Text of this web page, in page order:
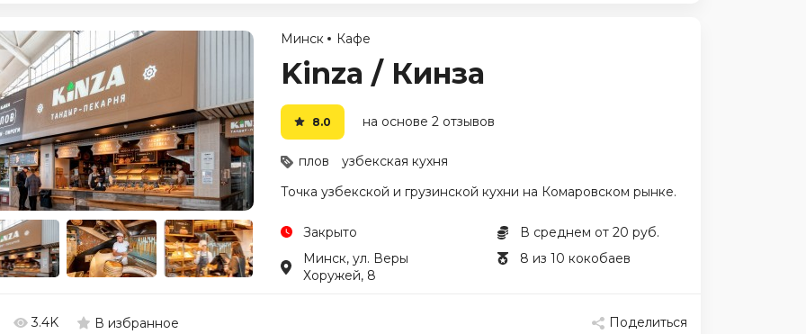
Минск Кафе
Kinza / Кинза
8.0 на основе 2 отзывов
плов
узбекская кухня
Точка узбекской и грузинской кухни на Комаровском рынке.
Закрыто
В среднем от 20 руб.
Минск, ул. Веры
Хоружей, 8
8 из 10 кокобаев
3.4K В избранное Поделиться